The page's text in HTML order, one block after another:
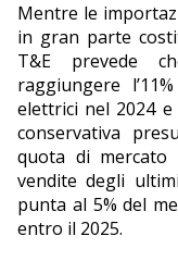
Mentre le
in gran parte
T&E prevede
raggiungere
elettrici nel 2024 e
conservativa
quota di mercato
vendite degli
punta al 5% del
entro il 2025.